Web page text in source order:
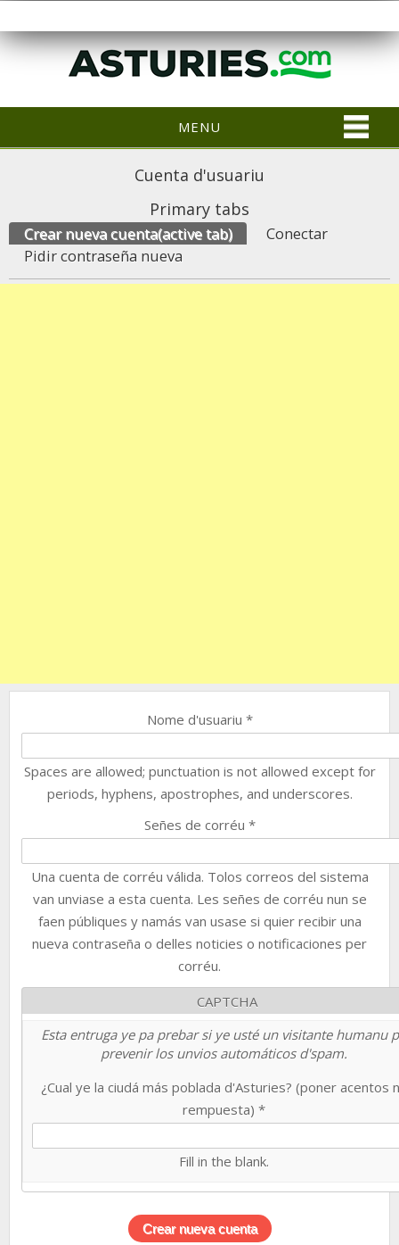
MENU
Cuenta d'usuariu
Primary tabs
Crear nueva cuenta(active tab)
Conectar
Pidir contraseña nueva
Nome d'usuariu *
Spaces are allowed; punctuation is not allowed except for
periods, hyphens, apostrophes, and underscores.
Señes de corréu *
Una cuenta de corréu válida. Tolos correos del sistema
van unviase a esta cuenta. Les señes de corréu nun se
faen públiques y namás van usase si quier recibir una
nueva contraseña o delles noticies o notificaciones per
corréu.
CAPTCHA
Esta entruga ye pa prebar si ye usté un visitante humanu
prevenir los unvios automáticos d'spam.
¿Cual ye la ciudá más poblada d'Asturies? (poner acentos
rempuesta) *
Fill in the blank.